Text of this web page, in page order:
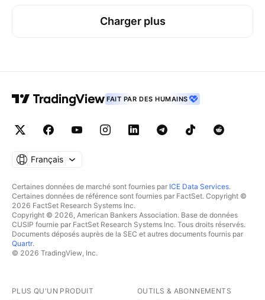
Charger plus
FAIT PAR DES HUMAINS
Français
Certaines données de marché sont fournies par ICE Data Services.
Certaines données de référence sont fournies par FactSet. Copyright ©
2026 FactSet Research Systems Inc.
Copyright © 2026, American Bankers Association. Base de données
CUSIP fournie par FactSet Research Systems Inc. Tous droits réservés.
Documents déposés auprès de la SEC et autres documents fournis par
Quartr.
© 2026 TradingView, Inc.
PLUS QU'UN PRODUIT OUTILS & ABONNEMENTS